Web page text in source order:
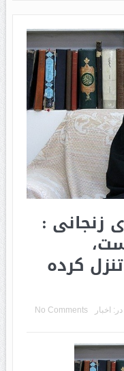
زنجانی :
کرده
در: اخبار
No Comments